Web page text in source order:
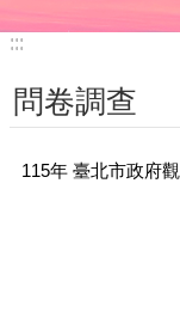
:::
:::
問卷調查
115年 臺北市政府